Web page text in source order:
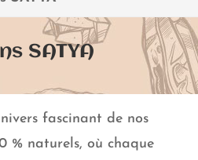
SATYA
fascinant de nos
% naturels, où chaque